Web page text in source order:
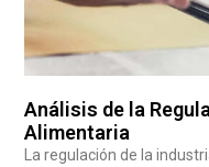
Análisis de la
Alimentaria
La regulación de la